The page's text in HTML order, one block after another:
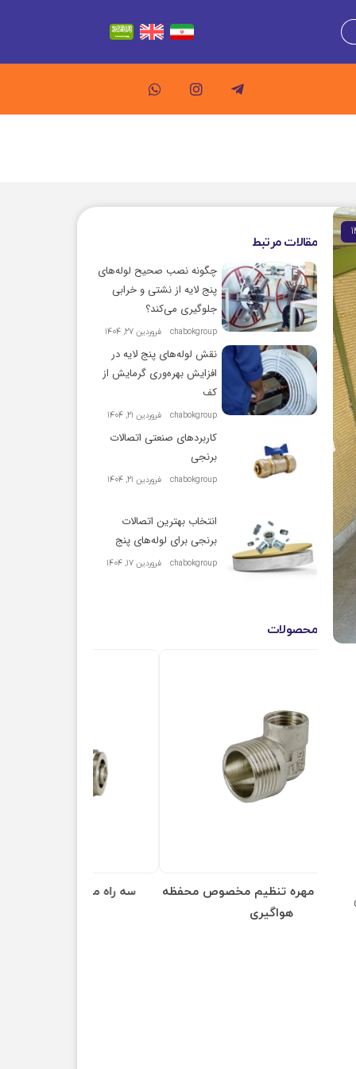
مقالات مرتبط
چگونه نصب صحیح لوله‌های
پنج لایه از نشتی و خرابی
جلوگیری می‌کند؟
chabokgroup فروردین 27, 1404
نقش لوله‌های پنج لایه در
افزایش بهره‌وری گرمایش از
کف
chabokgroup فروردین 21, 1404
کاربردهای صنعتی اتصالات
برنجی
chabokgroup فروردین 21, 1404
انتخاب بهترین اتصالات
برنجی برای لوله‌های پنج
chabokgroup فروردین 17, 1404
محصولات
سه راه مخصوص شیر تو کار کوپلی